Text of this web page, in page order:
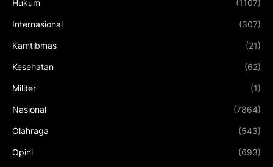
Hukum (1107)
Internasional (307)
Kamtibmas (21)
Kesehatan (62)
Militer (1)
Nasional (7864)
Olahraga (543)
Opini (693)